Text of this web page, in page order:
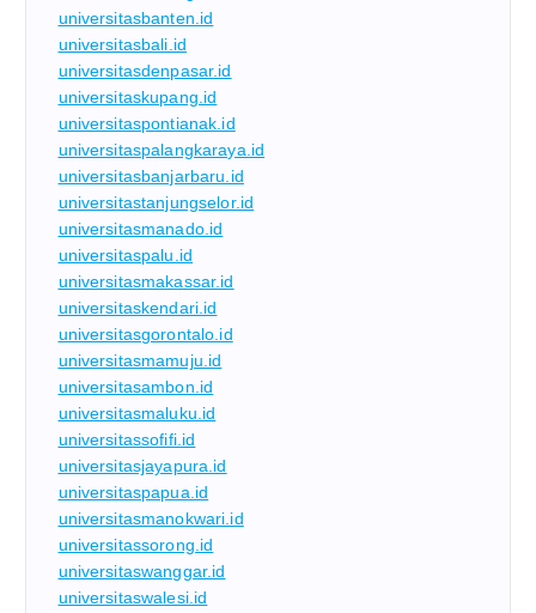
universitasbanten.id
universitasbali.id
universitasdenpasar.id
universitaskupang.id
universitaspontianak.id
universitaspalangkaraya.id
universitasbanjarbaru.id
universitastanjungselor.id
universitasmanado.id
universitaspalu.id
universitasmakassar.id
universitaskendari.id
universitasgorontalo.id
universitasmamuju.id
universitasambon.id
universitasmaluku.id
universitassofifi.id
universitasjayapura.id
universitaspapua.id
universitasmanokwari.id
universitassorong.id
universitaswanggar.id
universitaswalesi.id